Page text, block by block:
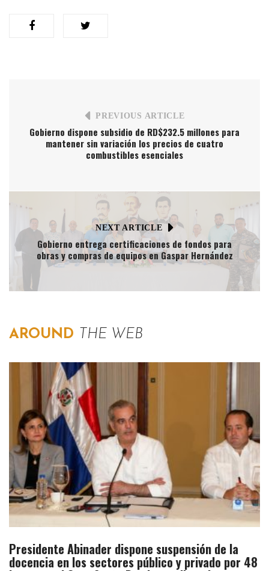
PREVIOUS ARTICLE
Gobierno dispone subsidio de RD$232.5 millones para
mantener sin variación los precios de cuatro
combustibles esenciales
NEXT ARTICLE
Gobierno entrega certificaciones de fondos para
obras y compras de equipos en Gaspar Hernández
AROUND THE WEB
Presidente Abinader dispone suspensión de la
docencia en los sectores público y privado por 48